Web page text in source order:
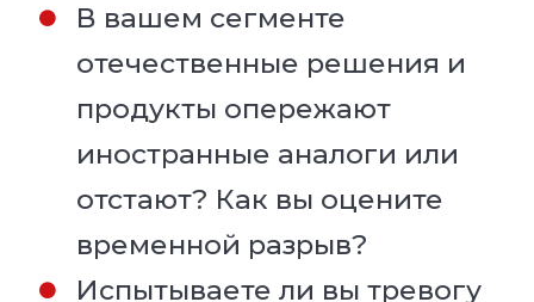
В вашем сегменте
отечественные решения и
продукты опережают
иностранные аналоги или
отстают? Как вы оцените
временной разрыв?
Испытываете ли вы тревогу